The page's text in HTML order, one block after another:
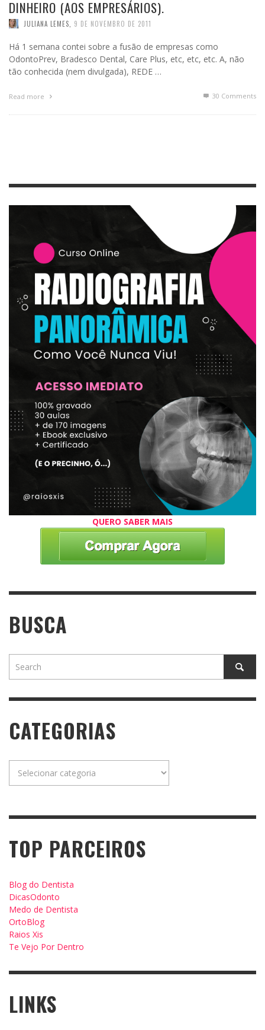
DINHEIRO (AOS EMPRESÁRIOS).
JULIANA LEMES 9 DE NOVEMBRO DE 2011
Há 1 semana contei sobre a fusão de empresas como
OdontoPrev, Bradesco Dental, Care Plus, etc, etc, etc. A, não
tão conhecida (nem divulgada), REDE …
Read more 30 Comments
QUERO SABER MAIS
BUSCA
CATEGORIAS
TOP PARCEIROS
Blog do Dentista
DicasOdonto
Medo de Dentista
OrtoBlog
Raios Xis
Te Vejo Por Dentro
LINKS